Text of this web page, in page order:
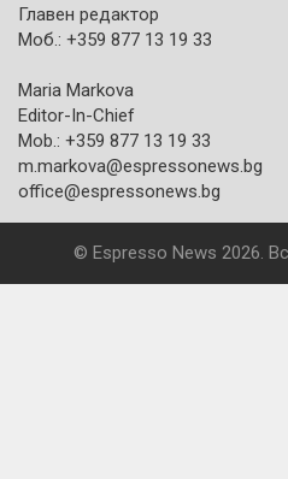
Главен редактор
Моб.: +359 877 13 19 33
Maria Markova
Editor-In-Chief
Mob.: +359 877 13 19 33
m.markova@espressonews.bg
office@espressonews.bg
© Espresso News 2026.